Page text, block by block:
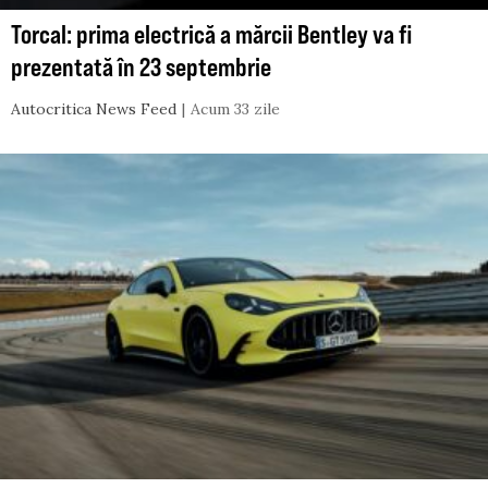
Torcal: prima electrică a mărcii Bentley va fi
prezentată în 23 septembrie
Autocritica News Feed Acum 33 zile